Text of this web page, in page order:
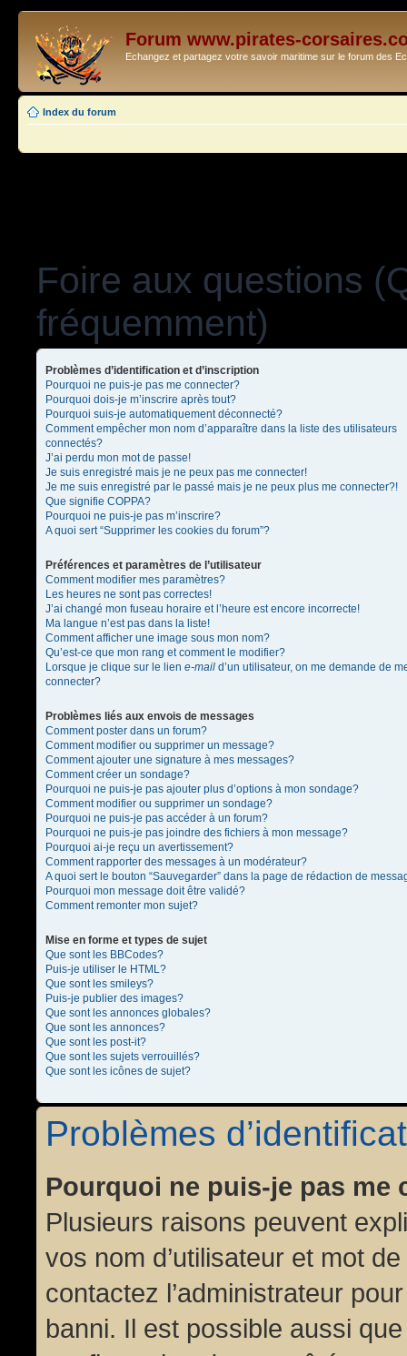
Forum www.pirates-
Echangez et partagez votre savoir maritime sur le forum des
Index du forum
Foire aux questions
fréquemment)
Problèmes d’identification et d’inscription
Pourquoi ne puis-je pas me connecter?
Pourquoi dois-je m’inscrire après tout?
Pourquoi suis-je automatiquement déconnecté?
Comment empêcher mon nom d’apparaître dans la liste des utilisateurs
connectés?
J’ai perdu mon mot de passe!
Je suis enregistré mais je ne peux pas me connecter!
Je me suis enregistré par le passé mais je ne peux plus me connecter?!
Que signifie COPPA?
Pourquoi ne puis-je pas m’inscrire?
A quoi sert “Supprimer les cookies du forum”?
Préférences et paramètres de l’utilisateur
Comment modifier mes paramètres?
Les heures ne sont pas correctes!
J’ai changé mon fuseau horaire et l’heure est encore incorrecte!
Ma langue n’est pas dans la liste!
Comment afficher une image sous mon nom?
Qu’est-ce que mon rang et comment le modifier?
Lorsque je clique sur le lien e-mail d’un utilisateur, on me demande de
connecter?
Problèmes liés aux envois de messages
Comment poster dans un forum?
Comment modifier ou supprimer un message?
Comment ajouter une signature à mes messages?
Comment créer un sondage?
Pourquoi ne puis-je pas ajouter plus d’options à mon sondage?
Comment modifier ou supprimer un sondage?
Pourquoi ne puis-je pas accéder à un forum?
Pourquoi ne puis-je pas joindre des fichiers à mon message?
Pourquoi ai-je reçu un avertissement?
Comment rapporter des messages à un modérateur?
A quoi sert le bouton “Sauvegarder” dans la page de rédaction de
Pourquoi mon message doit être validé?
Comment remonter mon sujet?
Mise en forme et types de sujet
Que sont les BBCodes?
Puis-je utiliser le HTML?
Que sont les smileys?
Puis-je publier des images?
Que sont les annonces globales?
Que sont les annonces?
Que sont les post-it?
Que sont les sujets verrouillés?
Que sont les icônes de sujet?
Problèmes
Pourquoi ne puis-je pas me
Plusieurs raisons peuvent
vos nom d’utilisateur et mot
contactez l’administrateur
banni. Il est possible aussi